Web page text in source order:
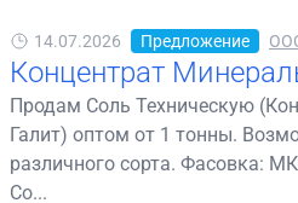
14.07.2026 Предложение
Концентрат
Продам Соль Техническую
Галит) оптом от 1 тонны.
различного сорта. Фасовка:
Со...